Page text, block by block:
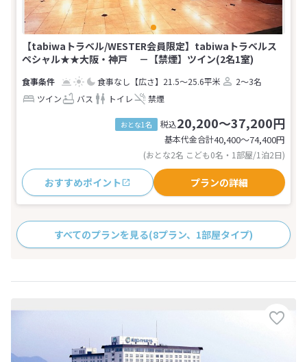
【tabiwaトラベル/WESTER会員限定】tabiwaトラベルス
ペシャル★★大阪・神戸 －【禁煙】ツイン(2名1室)
食事なし 【広さ】21.5～25.6平米
2～3名
ツイン
バス トイレ 禁煙
おとな1名 税込20,200～37,200円
基本代金合計40,400〜74,400円
(おとな2名 こども0名・1部屋/1泊2日)
おすすめポイント プランの詳細
すべてのプランを見る(8プラン、1部屋タイプ)